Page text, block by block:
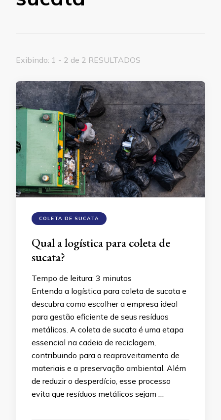
Exibindo: 1 - 2 de 2 RESULTADOS
COLETA DE SUCATA
Qual a logística para coleta de
sucata?
Tempo de leitura: 3 minutos
Entenda a logística para coleta de sucata e
descubra como escolher a empresa ideal
para gestão eficiente de seus resíduos
metálicos. A coleta de sucata é uma etapa
essencial na cadeia de reciclagem,
contribuindo para o reaproveitamento de
materiais e a preservação ambiental. Além
de reduzir o desperdício, esse processo
evita que resíduos metálicos sejam …